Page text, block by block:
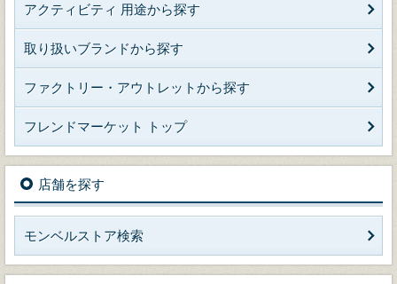
アクティビティ 用途から探す
取り扱いブランドから探す
ファクトリー・アウトレットから探す
フレンドマーケット トップ
店舗を探す
モンベルストア検索